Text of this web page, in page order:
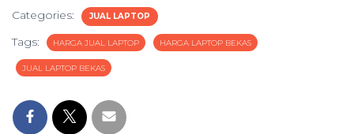
Categories: JUAL LAPTOP
Tags: HARGA JUAL LAPTOP HARGA LAPTOP BEKAS
JUAL LAPTOP BEKAS